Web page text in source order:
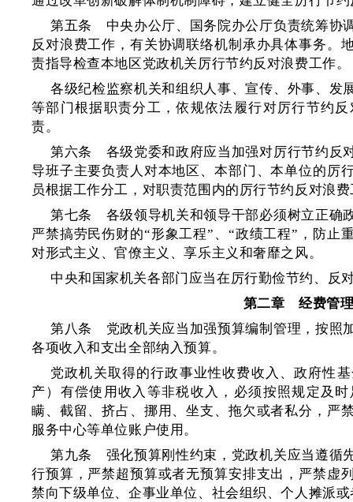
第五条 中央办公厅、国务院办公厅负责统筹协
反对浪费工作，有关协调联络机制承办具体事务。
责指导检查本地区党政机关厉行节约反对浪费工作。
各级纪检监察机关和组织人事、宣传、外事、发
等部门根据职责分工，依规依法履行对厉行节约
责。
第六条 各级党委和政府应当加强对厉行节约反
导班子主要负责人对本地区、本部门、本单位的厉
员根据工作分工，对职责范围内的厉行节约反对浪
第七条 各级领导机关和领导干部必须树立正确
严禁搞劳民伤财的“形象工程”、“政绩工程”，防止
对形式主义、官僚主义、享乐主义和奢靡之风。
中央和国家机关各部门应当在厉行勤俭节约、反
第二章 经费管
第八条 党政机关应当加强预算编制管理，按照
各项收入和支出全部纳入预算。
党政机关取得的行政事业性收费收入、政府性
产）有偿使用收入等非税收入，必须按照规定及
瞒、截留、挤占、挪用、坐支、拖欠或者私分，严
服务中心等单位账户使用。
第九条 强化预算刚性约束，党政机关应当遵循
行预算，严禁超预算或者无预算安排支出，严禁虚
禁向下级单位、企事业单位、社会组织、个人摊派